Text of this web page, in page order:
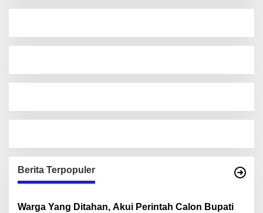
Berita Terpopuler
Warga Yang Ditahan, Akui Perintah Calon Bupati